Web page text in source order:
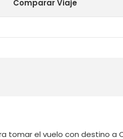
Comparar Viaje
el vuelo con destino a